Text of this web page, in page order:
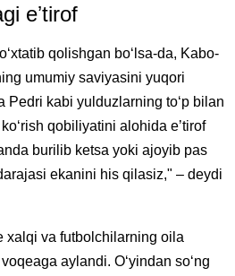
eʼtirof
qolishgan boʻlsa-da, Kabo-
umumiy saviyasini yuqori
Pedri kabi yulduzlarning toʻp bilan
qobiliyatini alohida eʼtirof
burilib ketsa yoki ajoyib pas
ekanini his qilasiz," – deydi
xalqi va futbolchilarning oila
aylandi. Oʻyindan soʻng